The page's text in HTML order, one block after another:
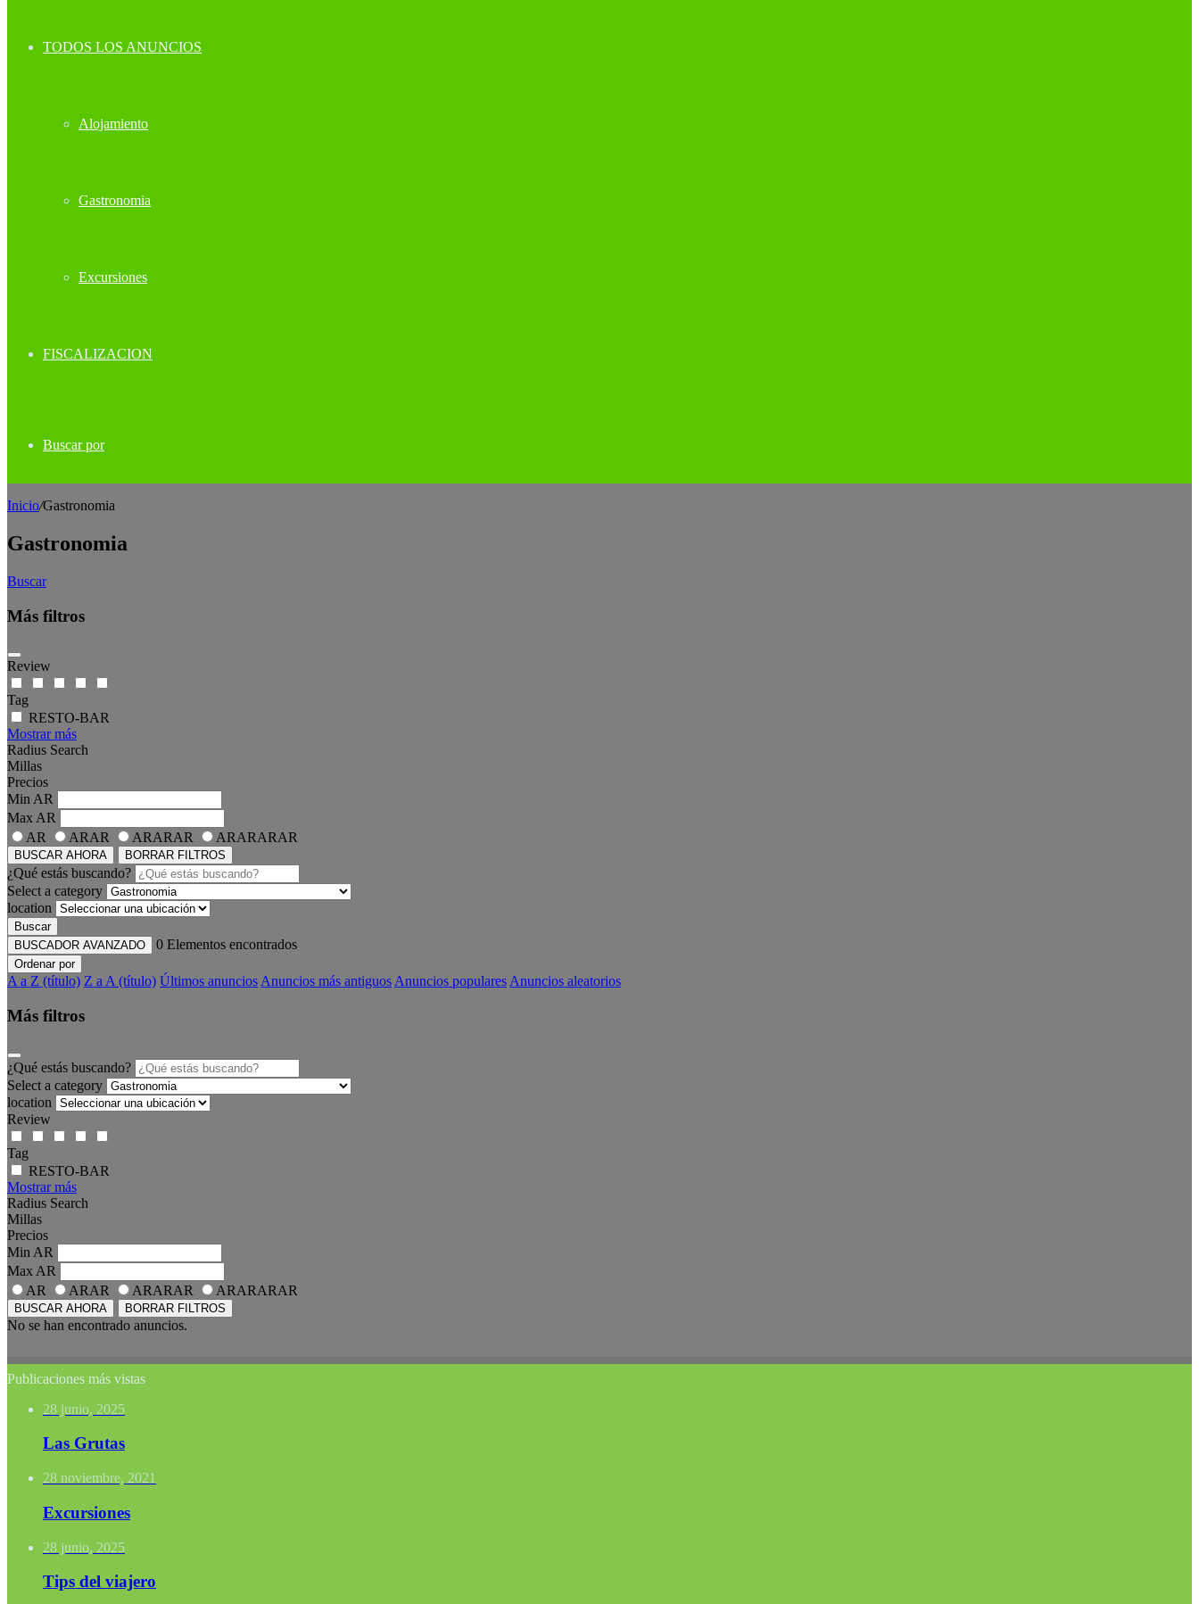
TODOS LOS ANUNCIOS
Alojamiento
Gastronomia
Excursiones
FISCALIZACION
Buscar por
Inicio/Gastronomia
Gastronomia
Buscar
Más filtros
Review
Tag
RESTO-BAR
Mostrar más
Radius Search
Millas
Precios
Min AR
Max AR
AR
ARAR ARARAR ARARARAR
BUSCAR AHORA BORRAR FILTROS
¿Qué estás buscando?
Select a category
location
Buscar
BUSCADOR AVANZADO
0 Elementos encontrados
Ordenar por
A a Z (título) Z a A (título) Últimos anuncios Anuncios más antiguos Anuncios populares Anuncios aleatorios
Más filtros
¿Qué estás buscando?
Select a category
location
Review
Tag
RESTO-BAR
Mostrar más
Radius Search
Millas
Precios
Min AR
Max AR
AR
ARAR ARARAR ARARARAR
BUSCAR AHORA BORRAR FILTROS
No se han encontrado anuncios.
Publicaciones más vistas
28 junio, 2025
Las Grutas
28 noviembre, 2021
Excursiones
28 junio, 2025
Tips del viajero